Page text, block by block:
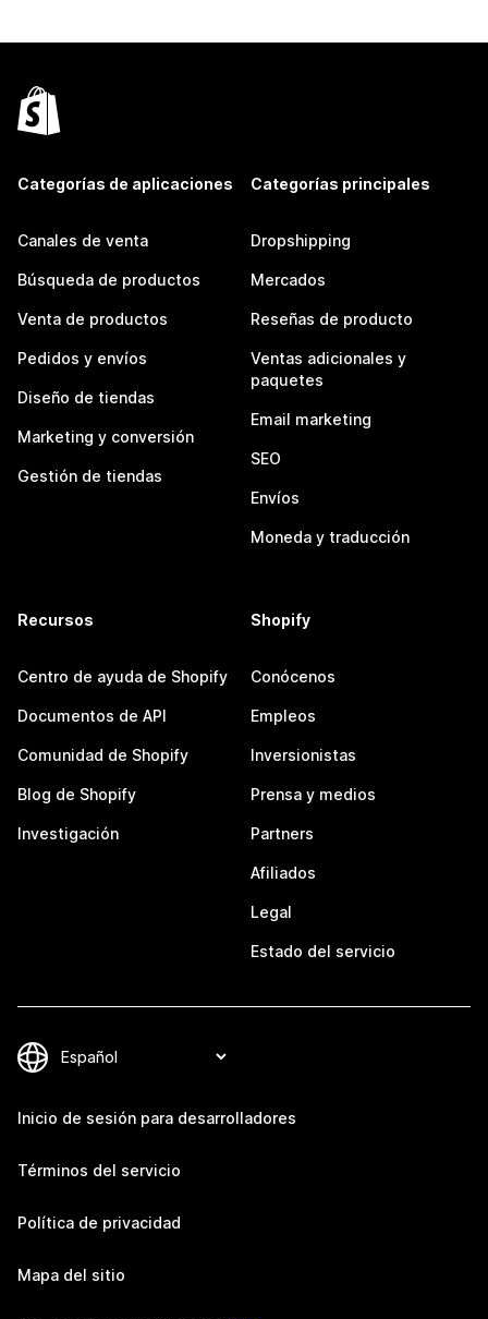
Categorías de aplicaciones
Canales de venta
Búsqueda de productos
Venta de productos
Pedidos y envíos
Diseño de tiendas
Marketing y conversión
Gestión de tiendas
Categorías principales
Dropshipping
Mercados
Reseñas de producto
Ventas adicionales y
paquetes
Email marketing
SEO
Envíos
Moneda y traducción
Recursos
Centro de ayuda de Shopify
Documentos de API
Comunidad de Shopify
Blog de Shopify
Investigación
Shopify
Conócenos
Empleos
Inversionistas
Prensa y medios
Partners
Afiliados
Legal
Estado del servicio
Inicio de sesión para desarrolladores
Términos del servicio
Política de privacidad
Mapa del sitio